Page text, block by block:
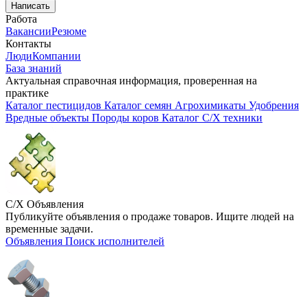
Написать
Работа
ВакансииРезюме
Контакты
ЛюдиКомпании
База знаний
Актуальная справочная информация, проверенная на
практике
Каталог пестицидов Каталог семян Агрохимикаты Удобрения
Вредные объекты Породы коров Каталог С/Х техники
С/Х Объявления
Публикуйте объявления о продаже товаров. Ищите людей на
временные задачи.
Объявления Поиск исполнителей